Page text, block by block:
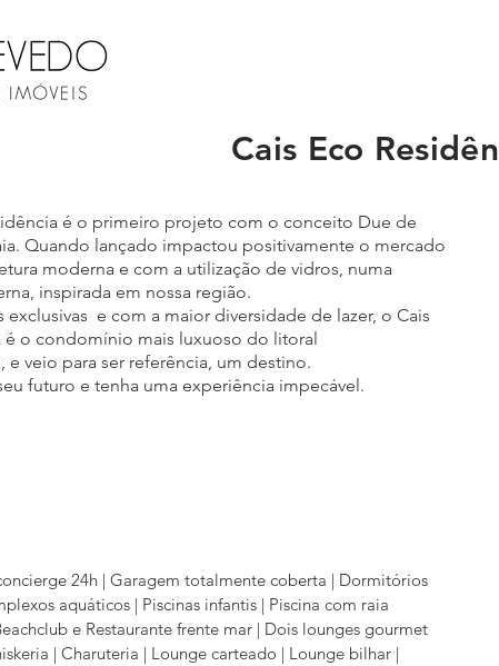
Cais Eco
é o primeiro projeto com o conceito Due de
Quando lançado impactou positivamente o mercado
moderna e com a utilização de vidros, numa
inspirada em nossa região.
e com a maior diversidade de lazer, o Cais
é o condomínio mais luxuoso do litoral
e veio para ser referência, um destino.
futuro e tenha uma experiência impecável.
24h | Garagem totalmente coberta | Dormitórios
aquáticos | Piscinas infantis | Piscina com raia
e Restaurante frente mar | Dois lounges gourmet
| Charuteria | Lounge carteado | Lounge bilhar |